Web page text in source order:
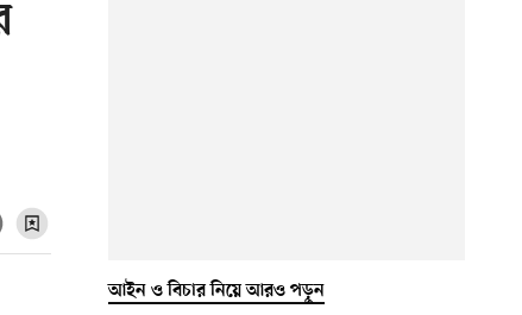
আইন ও বিচার নিয়ে আরও পড়ুন